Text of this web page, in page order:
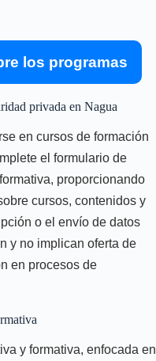
los programas
privada en Nagua
en cursos de formación
el formulario de
proporcionando
cursos, contenidos y
o el envío de datos
y no implican oferta de
en procesos de
y formativa, enfocada en